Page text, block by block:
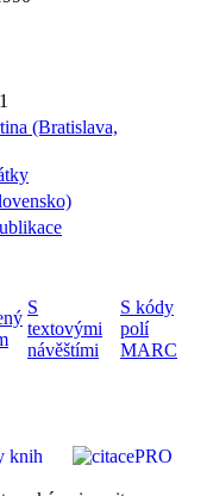
(Bratislava,
S
textovými
návěštími
S kódy
polí
MARC